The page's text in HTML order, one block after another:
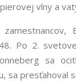
vlny a
Po 2.
sa
sa presťahoval